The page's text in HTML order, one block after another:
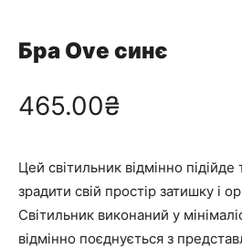
Бра Ove синє
465.00₴
Цей світильник відмінно
зрадити свій простір затишку і
Світильник виконаний у
відмінно поєднується з